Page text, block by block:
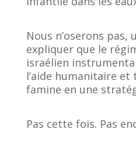
Nous n’oserons pas,
expliquer que le
israélien
l’aide humanitaire
famine en une
Pas cette fois. Pas